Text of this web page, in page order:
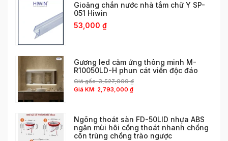
Gioăng chắn nước nhà tắm chữ Y SP-
051 Hiwin
53,000 ₫
Gương led cảm ứng thông minh M-
R10050LD-H phun cát viền độc đáo
Giá gốc:3,527,000₫
Giá KM: 2,793,000 ₫
Ngõng thoát sàn FD-50LID nhựa ABS
ngăn mùi hôi cống thoát nhanh chống
côn trùng chống trào ngược